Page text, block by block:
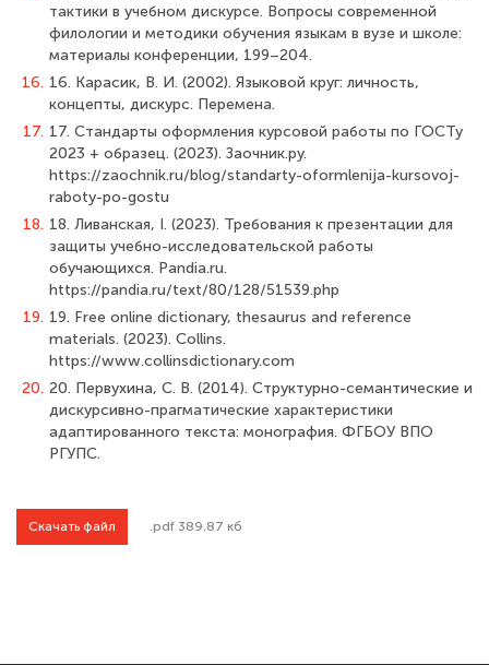
тактики в учебном дискурсе. Вопросы современной
филологии и методики обучения языкам в вузе и школе:
материалы конференции, 199–204.
16. 16. Карасик, В. И. (2002). Языковой круг: личность,
концепты, дискурс. Перемена.
17. 17. Стандарты оформления курсовой работы по ГОСТу
2023 + образец. (2023). Заочник.ру.
https://zaochnik.ru/blog/standarty-oformlenija-kursovoj-
raboty-po-gostu
18. 18. Ливанская, I. (2023). Требования к презентации для
защиты учебно-исследовательской работы
обучающихся. Pandia.ru.
https://pandia.ru/text/80/128/51539.php
19. 19. Free online dictionary, thesaurus and reference
materials. (2023). Collins.
https://www.collinsdictionary.com
20. 20. Первухина, С. В. (2014). Структурно-семантические и
дискурсивно-прагматические характеристики
адаптированного текста: монография. ФГБОУ ВПО
РГУПС.
Скачать файл .pdf 389.87 кб